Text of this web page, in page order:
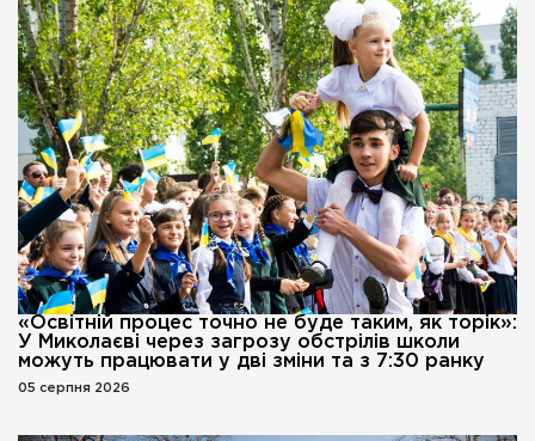
«Освітній процес точно не буде таким, як торік»:
У Миколаєві через загрозу обстрілів школи
можуть працювати у дві зміни та з 7:30 ранку
05 серпня 2026